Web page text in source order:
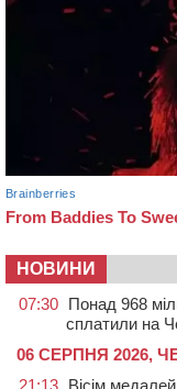
НОВИНИ
07:30 Понад 968
сплатили на
06 СЕРПНЯ 2026,
21:13 Вісім